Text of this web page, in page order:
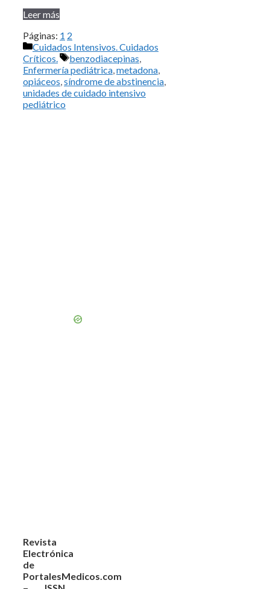
Leer más
Páginas: 1 2
Categorías
Cuidados Intensivos. Cuidados
Críticos.
Etiquetas
benzodiacepinas
Enfermería pediátrica metadona
opiáceos síndrome de abstinencia
unidades de cuidado intensivo
pediátrico
Revista
Electrónica
de
PortalesMedicos.com